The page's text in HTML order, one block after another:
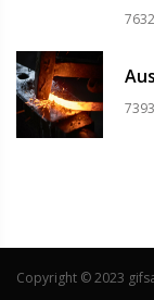
Copyright © 2023